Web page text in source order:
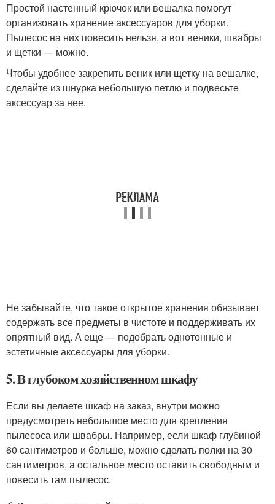
Простой настенный крючок или вешалка помогут
организовать хранение аксессуаров для уборки.
Пылесос на них повесить нельзя, а вот веники, швабры
и щетки — можно.
Чтобы удобнее закрепить веник или щетку на вешалке,
сделайте из шнурка небольшую петлю и подвесьте
аксессуар за нее.
Не забывайте, что такое открытое хранения обязывает
содержать все предметы в чистоте и поддерживать их
опрятный вид. А еще — подобрать однотонные и
эстетичные аксессуары для уборки.
5. В глубоком хозяйственном шкафу
Если вы делаете шкаф на заказ, внутри можно
предусмотреть небольшое место для крепления
пылесоса или швабры. Например, если шкаф глубиной
60 сантиметров и больше, можно сделать полки на 30
сантиметров, а остальное место оставить свободным и
повесить там пылесос.